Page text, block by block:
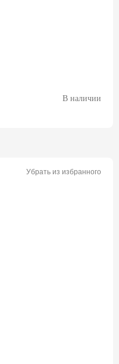
В наличии
Убрать из избранного